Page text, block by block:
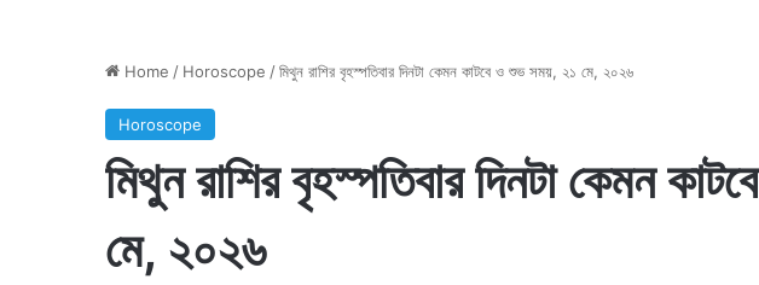
Home / Horoscope /মিথুন রাশির বৃহস্পতিবার দিনটা কেমন কাটবে ও শুভ সময়, ২১ মে, ২০২৬
Horoscope
মিথুন রাশির বৃহস্পতিবার দিনটা কেমন
মে, ২০২৬